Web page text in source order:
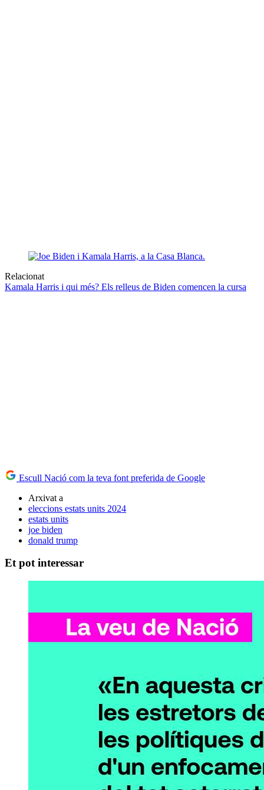
Relacionat
Kamala Harris i qui més? Els relleus de Biden comencen la cursa
Escull Nació com la teva font preferida de Google
Arxivat a
eleccions estats units 2024
estats units
joe biden
donald trump
Et pot interessar